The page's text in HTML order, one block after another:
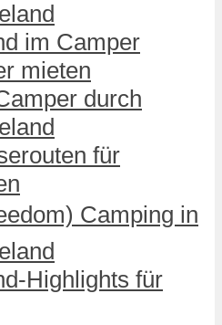
im Camper
mieten
durch
für
Camping in
Highlights für